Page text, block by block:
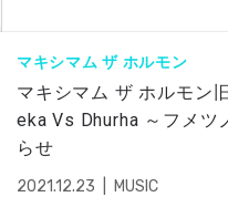
マキシマム ザ ホルモン
マキシマム ザ ホルモン
eka Vs Dhurha ～フメツ
らせ
2021.12.23 MUSIC